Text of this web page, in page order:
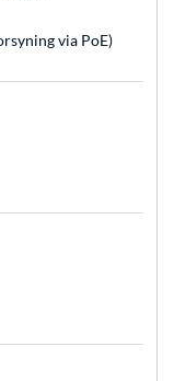
via PoE)